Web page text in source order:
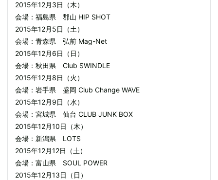
2015年12月3日（木）
会場：福島県 郡山 HIP SHOT
2015年12月5日（土）
会場：青森県 弘前 Mag-Net
2015年12月6日（日）
会場：秋田県 Club SWINDLE
2015年12月8日（火）
会場：岩手県 盛岡 Club Change WAVE
2015年12月9日（水）
会場：宮城県 仙台 CLUB JUNK BOX
2015年12月10日（木）
会場：新潟県 LOTS
2015年12月12日（土）
会場：富山県 SOUL POWER
2015年12月13日（日）